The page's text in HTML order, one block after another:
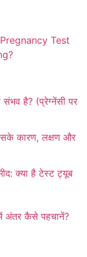
Test
है? (प्रेग्नेंसी पर
इसके कारण, लक्षण और
क्या है टेस्ट ट्यूब
में अंतर कैसे पहचानें?